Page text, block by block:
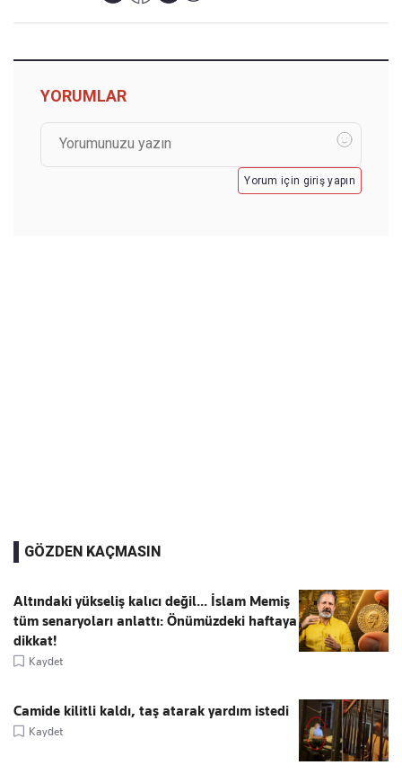
YORUMLAR
Yorum için giriş yapın
GÖZDEN KAÇMASIN
Altındaki yükseliş kalıcı değil... İslam Memiş
tüm senaryoları anlattı: Önümüzdeki haftaya
dikkat!
Kaydet
Camide kilitli kaldı, taş atarak yardım istedi
Kaydet